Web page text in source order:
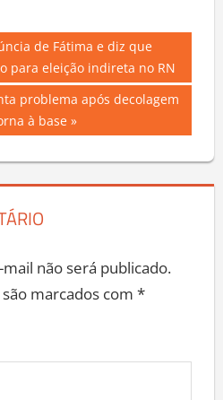
de Fátima e diz que
para eleição indireta no RN
problema após decolagem
à base
não será publicado.
marcados com *